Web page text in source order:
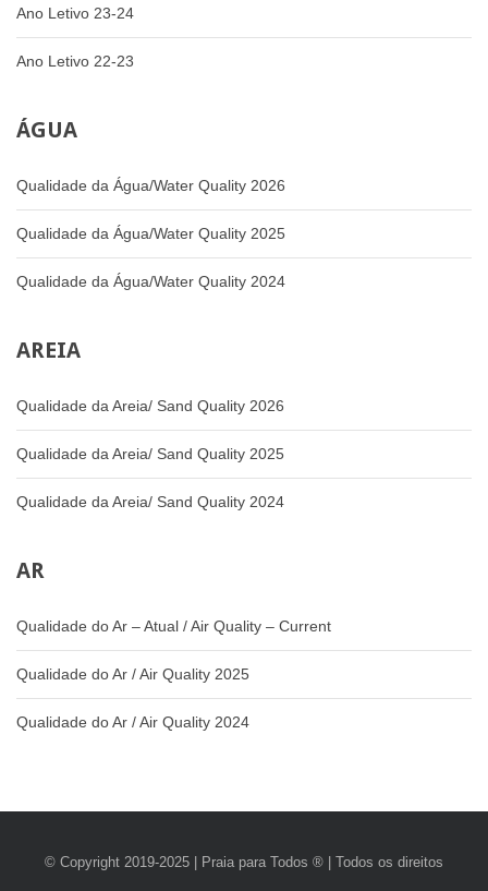
Ano Letivo 23-24
Ano Letivo 22-23
ÁGUA
Qualidade da Água/Water Quality 2026
Qualidade da Água/Water Quality 2025
Qualidade da Água/Water Quality 2024
AREIA
Qualidade da Areia/ Sand Quality 2026
Qualidade da Areia/ Sand Quality 2025
Qualidade da Areia/ Sand Quality 2024
AR
Qualidade do Ar – Atual / Air Quality – Current
Qualidade do Ar / Air Quality 2025
Qualidade do Ar / Air Quality 2024
© Copyright 2019-2025 | Praia para Todos ® | Todos os direitos